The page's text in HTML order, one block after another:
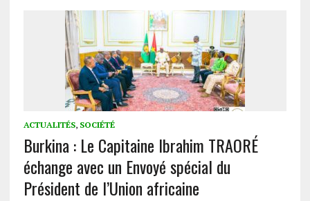
ACTUALITÉS, SOCIÉTÉ
Burkina : Le Capitaine Ibrahim TRAORÉ
échange avec un Envoyé spécial du
Président de l’Union africaine